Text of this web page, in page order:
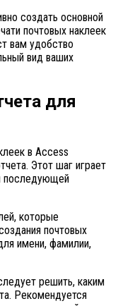
создать основной
почтовых наклеек
вам удобство
вид ваших
для
в Access
Этот шаг играет
последующей
которые
почтовых
имени, фамилии,
решить, каким
Рекомендуется